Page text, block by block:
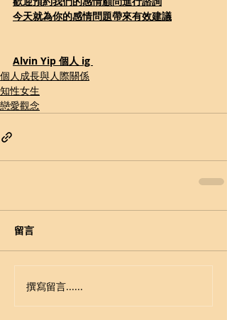
今天就為你的感情問題帶來有效建議
Alvin Yip 個人 ig
個人成長與人際關係
知性女生
戀愛觀念
留言
撰寫留言......